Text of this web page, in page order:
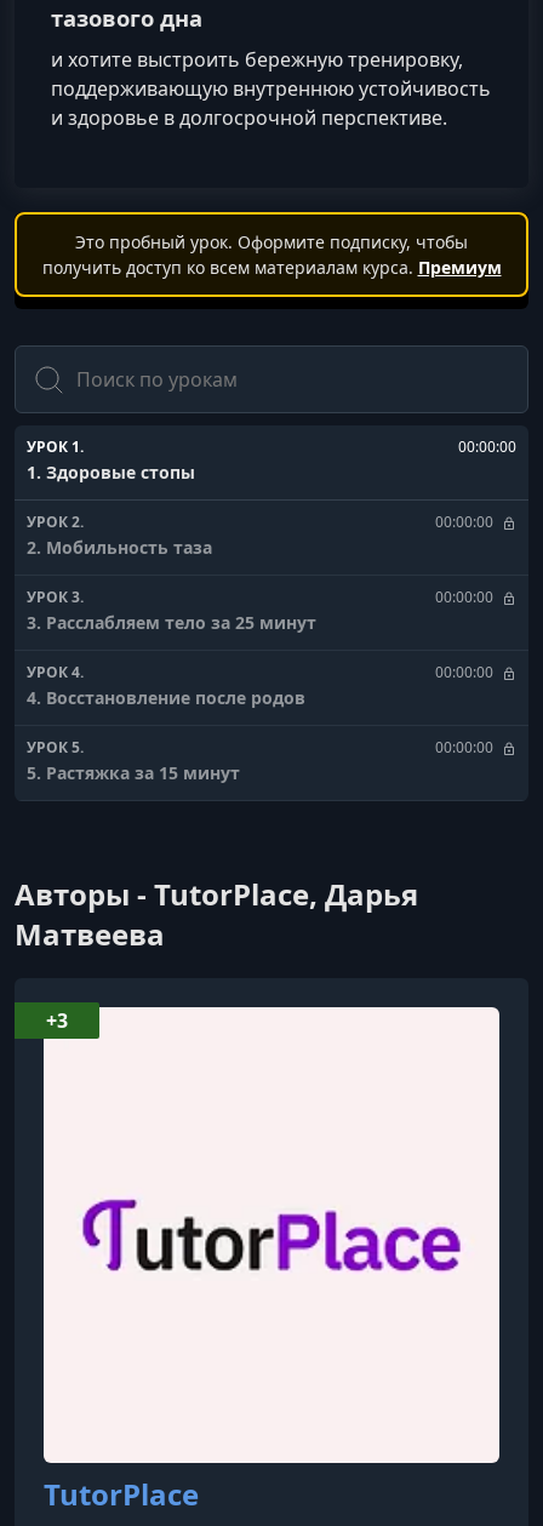
тазового дна
и хотите выстроить бережную тренировку,
поддерживающую внутреннюю устойчивость
и здоровье в долгосрочной перспективе.
Это пробный урок. Оформите подписку, чтобы
получить доступ ко всем материалам курса. Премиум
Поиск
УРОК 1. 00:00:00
1. Здоровые стопы
УРОК 2. 00:00:00
2. Мобильность таза
УРОК 3. 00:00:00
3. Расслабляем тело за 25 минут
УРОК 4. 00:00:00
4. Восстановление после родов
УРОК 5. 00:00:00
5. Растяжка за 15 минут
УРОК 7.
7. Укрепляем мышцы тазового дна
8. Дыхательные упражнения
11. Короткая тренировка на все тело
Авторы - TutorPlace, Дарья
Матвеева
TutorPlace
+3